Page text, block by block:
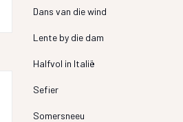
Dans van die wind
Lente by die dam
Halfvol in Italië
Sefier
Somersneeu